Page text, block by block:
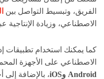
الفريق، وتبسيط التواصل بين
الاصطناعي، وزيادة
كما يمكنك استخدام تطبيقات
الاصطناعي على الأجهزة
Android وiOS
، بالإضافة إلى